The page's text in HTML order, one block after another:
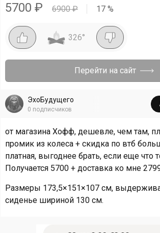
5700 ₽ 6900₽ 17 %
326°
Перейти на сайт
ЭхоБудущего
0 подписчиков
от магазина Хофф, дешевле, чем там,
промик из колеса + скидка по втб
платная, выгоднее брать, если еще что
Получается 5700 + доставка ко мне
Размеры 173,5×151×107 см,
сиденье шириной 130 см.